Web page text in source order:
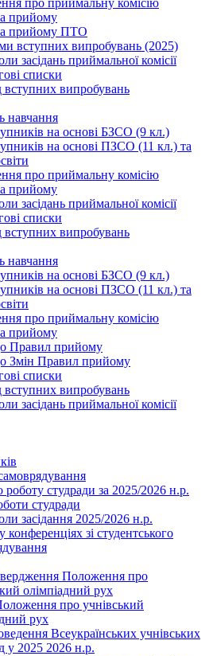
про приймальну комісію
прийому
прийому ПТО
вступних випробувань (2025)
засідань приймальної комісії
списки
вступних випробувань
навчання
на основі БЗСО (9 кл.)
на основі ПЗСО (11 кл.) та
про приймальну комісію
прийому
засідань приймальної комісії
списки
вступних випробувань
навчання
на основі БЗСО (9 кл.)
на основі ПЗСО (11 кл.) та
про приймальну комісію
прийому
Правил прийому
Змін Правил прийому
списки
вступних випробувань
засідань приймальної комісії
роботу студради за 2025/2026 н.р.
студради
засідання 2025/2026 н.р.
конференціях зі студентського
Положення про
олімпіадний рух
про учнівський
рух
Всеукраїнських учнівських
у 2025 2026 н.р.